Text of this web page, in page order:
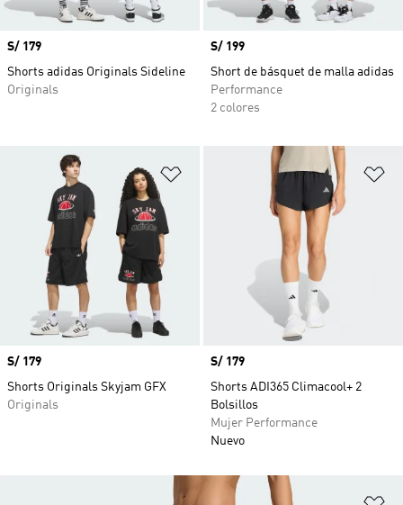
Precio
S/ 179
Shorts adidas Originals Sideline
Originals
Precio
S/ 199
Short de básquet de malla adidas
Performance
2 colores
Añadir a la lista de deseos
Precio
S/ 179
Shorts Originals Skyjam GFX
Originals
Precio
S/ 179
Shorts ADI365 Climacool+ 2
Bolsillos
Mujer Performance
Nuevo